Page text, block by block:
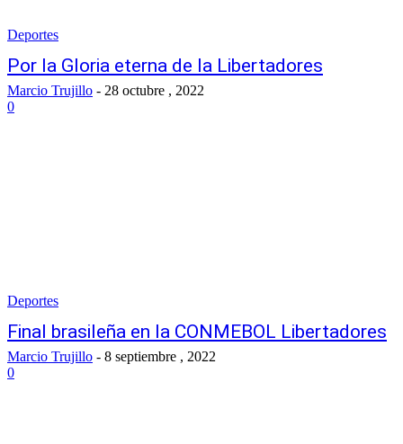
Deportes
Por la Gloria eterna de la Libertadores
Marcio Trujillo - 28 octubre , 2022
0
Deportes
Final brasileña en la CONMEBOL Libertadores
Marcio Trujillo - 8 septiembre , 2022
0